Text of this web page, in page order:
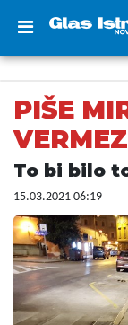
PIŠE
To bi bilo
15.03.2021 06:19